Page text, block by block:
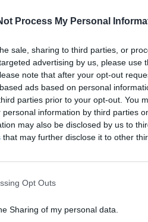
Process My Personal
sale, sharing to third parties, or
advertising by us, please use
note that after your opt-out
ads based on personal
parties prior to your opt-out. You
information by third parties
may also be disclosed by us to
that may further disclose it to other
Opt Outs
Sharing of my personal data.
il cliente finale continuerà a pagare
nel contesto attuale del mercato
una spesa annuale superiore
variazioni nel corso del prossimo anno.
a prezzo variabile, a patto che il
anche meno economiche delle
protegge dai rincari ma si traduce
per le bollette nel breve periodo grazie
o fa registrare un calo delle